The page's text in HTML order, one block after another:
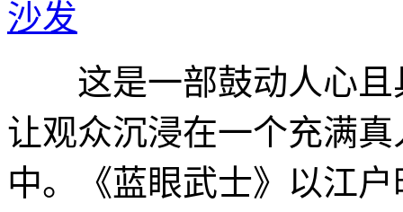
沙发
这是一部鼓动人心且
让观众沉浸在一个充满
中。《蓝眼武士》以江